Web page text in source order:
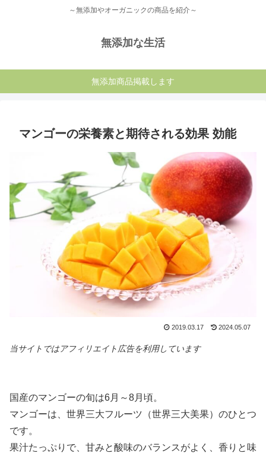
～無添加やオーガニックの商品を紹介～
無添加な生活
無添加商品掲載します
マンゴーの栄養素と期待される効果 効能
2019.03.17 2024.05.07
当サイトではアフィリエイト広告を利用しています
国産のマンゴーの旬は6月～8月頃。
マンゴーは、世界三大フルーツ（世界三大美果）のひとつ
です。
果汁たっぷりで、甘みと酸味のバランスがよく、香りと味